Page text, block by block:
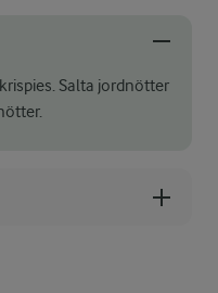
Salta jordnötter